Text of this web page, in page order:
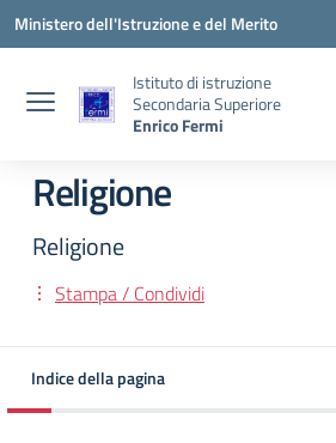
Vai ai contenuti
Vai al menu di navigazione
Vai al footer
Ministero dell'Istruzione e del Merito
Istituto di istruzione
Secondaria Superiore
Enrico Fermi
Religione
Religione
Stampa / Condividi
Indice della pagina